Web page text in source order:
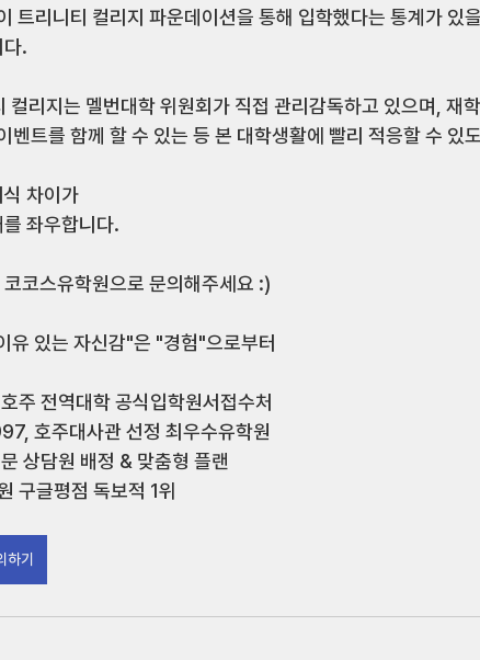
트리니티 컬리지 파운데이션을 통해 입학했다는 통계가 있
다.
컬리지는 멜번대학 위원회가 직접 관리감독하고 있으며, 재
벤트를 함께 할 수 있는 등 본 대학생활에 빨리 적응할 수 있
차이가
좌우합니다.
코스유학원으로 문의해주세요 :)
유 있는 자신감"은 "경험"으로부터
주 전역대학 공식입학원서접수처
호주대사관 선정 최우수유학원
상담원 배정 & 맞춤형 플랜
구글평점 독보적 1위
하기